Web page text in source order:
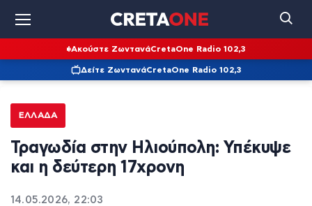
Ακούστε ΖωντανάCretaOne Radio 102,3
Δείτε ΖωντανάCretaOne Radio 102,3
ΕΛΛΆΔΑ
Τραγωδία στην Ηλιούπολη: Υπέκυψε
και η δεύτερη 17χρονη
14.05.2026, 22:03